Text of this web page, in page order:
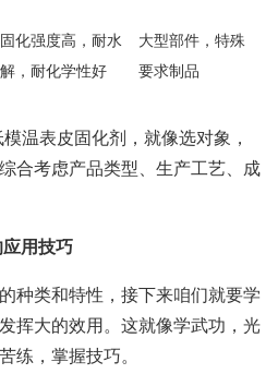
固化强度高，耐水
解，耐化学性好
大型部件，特殊
要求制品
温表皮固化剂，就像选对象，
合考虑产品类型、生产工艺、成
用技巧
种类和特性，接下来咱们就要学
挥大的效用。这就像学武功，光
练，掌握技巧。